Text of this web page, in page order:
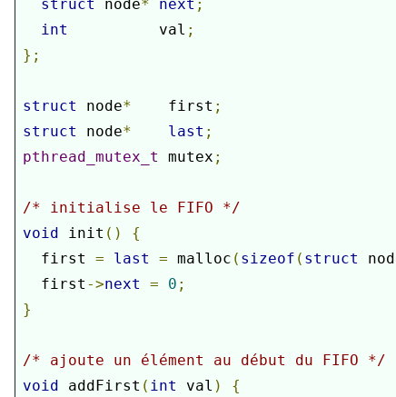
struct
node* next ;
int
          val
;
};
struct node*
    first
;
struct
node* last ;
pthread_mutex_t
mutex ;
/* initialise le FIFO */
void
init ()
{
  first
= last = malloc ( sizeof ( struct
  first
->next = 0 ;
}
/* ajoute un élément au début du FIFO */
void
addFirst ( int val )
{